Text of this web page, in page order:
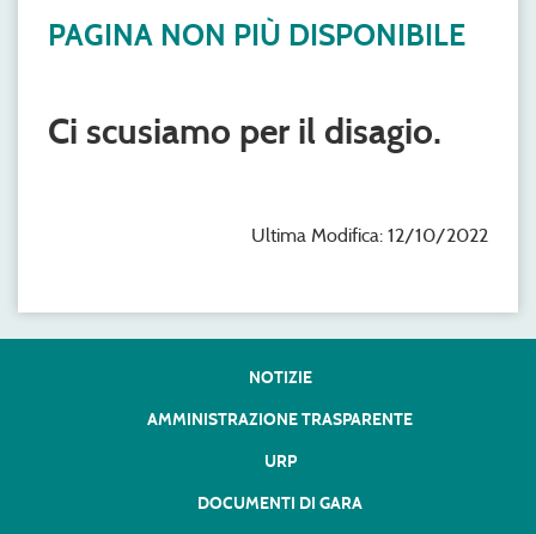
PAGINA NON PIÙ DISPONIBILE
Ci scusiamo per il disagio.
Ultima Modifica: 12/10/2022
NOTIZIE
AMMINISTRAZIONE TRASPARENTE
URP
DOCUMENTI DI GARA